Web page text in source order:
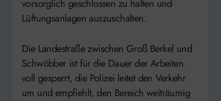
vorsorglich geschlossen zu halten und
Lüftungsanlagen auszuschalten.
Die Landestraße zwischen Groß Berkel und
Schwöbber ist für die Dauer der Arbeiten
voll gesperrt, die Polizei leitet den Verkehr
um und empfiehlt, den Bereich weiträumig